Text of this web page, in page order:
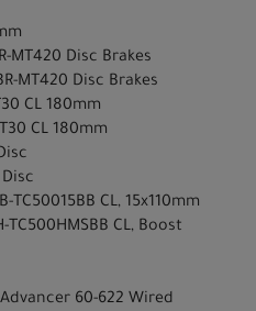
MT420 Disc Brakes
MT420 Disc Brakes
CL 180mm
CL 180mm
CL, 15x110mm
CL, Boost
60-622 Wired